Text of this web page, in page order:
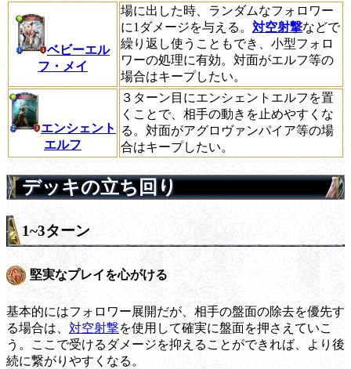
ベビーエル
フ・メイ
場に出した時、ランダムなフォロワー
に1ダメージを与える。 対空射撃などで
繰り返し使うこともでき、小型フォロ
ワーの処理に有効。対面がエルフ等の
場合はキープしたい。
エンシェント
エルフ
３ターン目にエンシェントエルフを置
くことで、相手の動きを止めやすくな
る。対面がアグロヴァンパイア等の場
合はキープしたい。
デッキの立ち回り
1~3ターン
堅実なプレイを心がける
基本的にはフォロワー展開だが、相手の盤面の除去を優先す
る場合は、 対空射撃を使用して確実に盤面を押さえていこ
う。ここで受けるダメージを抑えることができれば、より後
続に繋がりやすくなる。